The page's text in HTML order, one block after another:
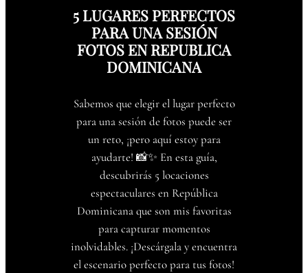
5 LUGARES PERFECTOS
PARA UNA SESIÓN
FOTOS EN REPUBLICA
DOMINICANA
Sabemos que elegir el lugar perfecto
para una sesión de fotos puede ser
un reto, ¡pero aquí estoy para
ayudarte! 📸✨ En esta guía,
descubrirás 5 locaciones
espectaculares en República
Dominicana que son mis favoritas
para capturar momentos
inolvidables. ¡Descárgala y encuentra
el escenario perfecto para tus fotos!